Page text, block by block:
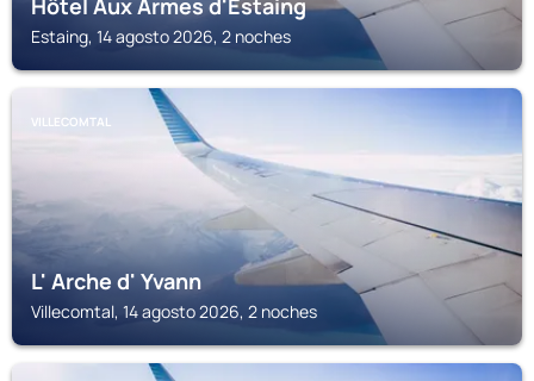
Hôtel Aux Armes d'Estaing
Estaing, 14 agosto 2026, 2 noches
VILLECOMTAL
L' Arche d' Yvann
Villecomtal, 14 agosto 2026, 2 noches